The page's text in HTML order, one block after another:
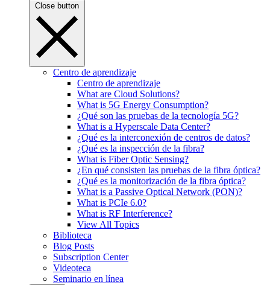
Close button
Centro de aprendizaje
Centro de aprendizaje
What are Cloud Solutions?
What is 5G Energy Consumption?
¿Qué son las pruebas de la tecnología 5G?
What is a Hyperscale Data Center?
¿Qué es la interconexión de centros de datos?
¿Qué es la inspección de la fibra?
What is Fiber Optic Sensing?
¿En qué consisten las pruebas de la fibra óptica?
¿Qué es la monitorización de la fibra óptica?
What is a Passive Optical Network (PON)?
What is PCIe 6.0?
What is RF Interference?
View All Topics
Biblioteca
Blog Posts
Subscription Center
Videoteca
Seminario en línea